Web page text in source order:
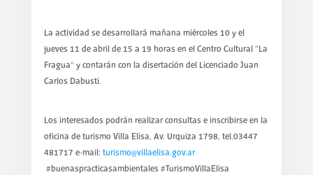
La actividad se desarrollará mañana miércoles 10 y el
jueves 11 de abril de 15 a 19 horas en el Centro Cultural “La
Fragua” y contarán con la disertación del Licenciado Juan
Carlos Dabusti.
Los interesados podrán realizar consultas e inscribirse en la
oficina de turismo Villa Elisa, Av. Urquiza 1798, tel.03447
481717 e-mail: turismo@villaelisa.gov.ar
#buenaspracticasambientales #TurismoVillaElisa